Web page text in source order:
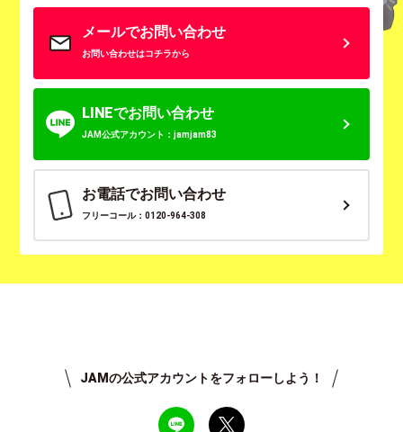
メールでお問い合わせ
お問い合わせはコチラから
LINEでお問い合わせ
JAM公式アカウント：jamjam83
お電話でお問い合わせ
フリーコール：0120-964-308
JAMの公式アカウントをフォローしよう！